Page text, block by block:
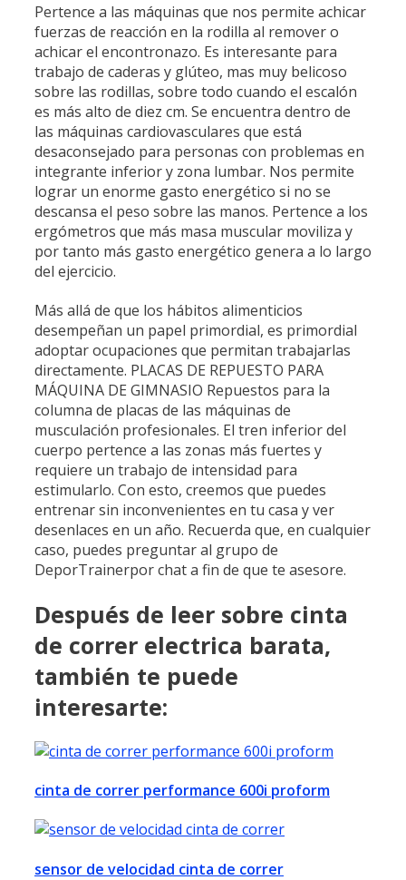
Pertence a las máquinas que nos permite achicar
fuerzas de reacción en la rodilla al remover o
achicar el encontronazo. Es interesante para
trabajo de caderas y glúteo, mas muy belicoso
sobre las rodillas, sobre todo cuando el escalón
es más alto de diez cm. Se encuentra dentro de
las máquinas cardiovasculares que está
desaconsejado para personas con problemas en
integrante inferior y zona lumbar. Nos permite
lograr un enorme gasto energético si no se
descansa el peso sobre las manos. Pertence a los
ergómetros que más masa muscular moviliza y
por tanto más gasto energético genera a lo largo
del ejercicio.
Más allá de que los hábitos alimenticios
desempeñan un papel primordial, es primordial
adoptar ocupaciones que permitan trabajarlas
directamente. PLACAS DE REPUESTO PARA
MÁQUINA DE GIMNASIO Repuestos para la
columna de placas de las máquinas de
musculación profesionales. El tren inferior del
cuerpo pertence a las zonas más fuertes y
requiere un trabajo de intensidad para
estimularlo. Con esto, creemos que puedes
entrenar sin inconvenientes en tu casa y ver
desenlaces en un año. Recuerda que, en cualquier
caso, puedes preguntar al grupo de
DeporTrainerpor chat a fin de que te asesore.
Después de leer sobre cinta
de correr electrica barata,
también te puede
interesarte:
cinta de correr performance 600i proform
sensor de velocidad cinta de correr